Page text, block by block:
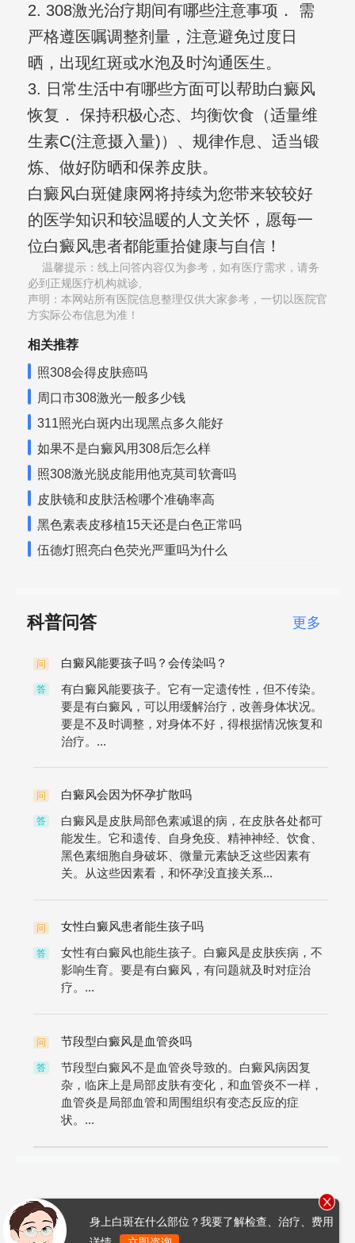
2. 308激光治疗期间有哪些注意事项． 需
严格遵医嘱调整剂量，注意避免过度日
晒，出现红斑或水泡及时沟通医生。
3. 日常生活中有哪些方面可以帮助白癜风
恢复． 保持积极心态、均衡饮食（适量维
生素C(注意摄入量)）、规律作息、适当锻
炼、做好防晒和保养皮肤。
白癜风白斑健康网将持续为您带来较较好
的医学知识和较温暖的人文关怀，愿每一
位白癜风患者都能重拾健康与自信！
温馨提示：线上问答内容仅为参考，如有医疗需求，请务
必到正规医疗机构就诊,
声明：本网站所有医院信息整理仅供大家参考，一切以医院官
方实际公布信息为准！
相关推荐
照308会得皮肤癌吗
周口市308激光一般多少钱
311照光白斑内出现黑点多久能好
如果不是白癜风用308后怎么样
照308激光脱皮能用他克莫司软膏吗
皮肤镜和皮肤活检哪个准确率高
黑色素表皮移植15天还是白色正常吗
伍德灯照亮白色荧光严重吗为什么
科普问答 更多
问 白癜风能要孩子吗？会传染吗？
答
有白癜风能要孩子。它有一定遗传性，但不传染。
要是有白癜风，可以用缓解治疗，改善身体状况。
要是不及时调整，对身体不好，得根据情况恢复和
治疗。...
问 白癜风会因为怀孕扩散吗
答
白癜风是皮肤局部色素减退的病，在皮肤各处都可
能发生。它和遗传、自身免疫、精神神经、饮食、
黑色素细胞自身破坏、微量元素缺乏这些因素有
关。从这些因素看，和怀孕没直接关系...
问 女性白癜风患者能生孩子吗
答
女性有白癜风也能生孩子。白癜风是皮肤疾病，不
影响生育。要是有白癜风，有问题就及时对症治
疗。...
问 节段型白癜风是血管炎吗
答
节段型白癜风不是血管炎导致的。白癜风病因复
杂，临床上是局部皮肤有变化，和血管炎不一样，
血管炎是局部血管和周围组织有变态反应的症
状。...
身上白斑在什么部位？我要了解检查、治疗、费用